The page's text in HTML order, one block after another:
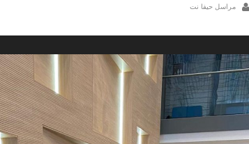
مراسل حيفا نت